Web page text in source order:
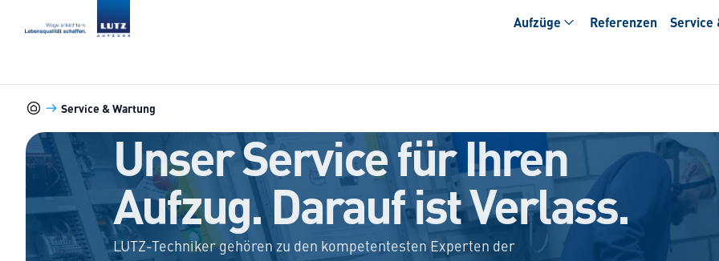
Aufzüge Referenzen Service
Service & Wartung
Unser Service für Ihren
Aufzug. Darauf ist Verlass.
LUTZ-Techniker gehören zu den kompetentesten Experten der